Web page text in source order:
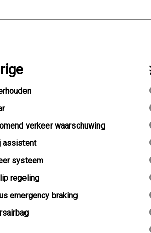
verkeer waarschuwing
assistent
systeem
regeling
emergency braking